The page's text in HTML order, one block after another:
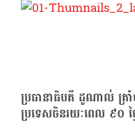
ប្រធានាធិបតី ដូណាល់ ត្រាំ
ប្រទេសចិនរយៈពេល ៩០ ថ្ង